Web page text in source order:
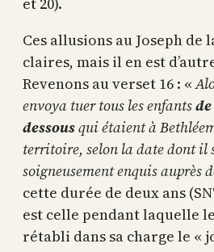
Ces allusions au Joseph de
claires, mais il en est
Revenons au verset 16 : «
envoya tuer tous les enfants
dessousqui étaient à
territoire, selon la date dont il
soigneusement enquis auprès
cette durée de deux ans
est celle pendant laquelle
rétabli dans sa charge le «